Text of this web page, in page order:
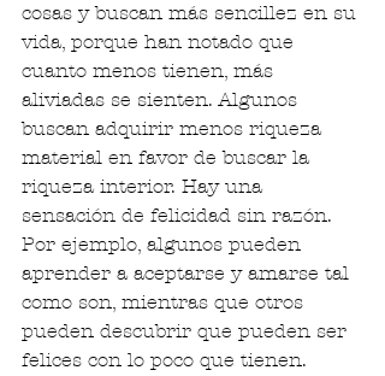
cosas y buscan más sencillez en su
vida, porque han notado que
cuanto menos tienen, más
aliviadas se sienten. Algunos
buscan adquirir menos riqueza
material en favor de buscar la
riqueza interior. Hay una
sensación de felicidad sin razón.
Por ejemplo, algunos pueden
aprender a aceptarse y amarse tal
como son, mientras que otros
pueden descubrir que pueden ser
felices con lo poco que tienen.